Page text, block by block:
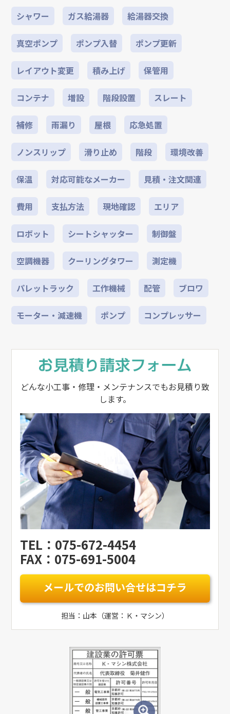
シャワー ガス給湯器 給湯器交換
真空ポンプ ポンプ入替 ポンプ更新
レイアウト変更 積み上げ 保管用
コンテナ 増設 階段設置 スレート
補修 雨漏り 屋根 応急処置
ノンスリップ 滑り止め 階段 環境改善
保温 対応可能なメーカー 見積・注文関連
費用 支払方法 現地確認 エリア
ロボット シートシャッター 制御盤
空調機器 クーリングタワー 測定機
パレットラック 工作機械 配管 ブロワ
モーター・減速機 ポンプ コンプレッサー
どんな小工事・修理・メンテナンスでもお見積り致
します。
TEL：075-672-4454
FAX：075-691-5004
メールでのお問い合せはコチラ
担当：山本（運営：Ｋ・マシン）